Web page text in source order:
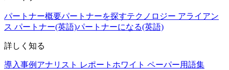
パートナー概要パートナーを探すテクノロジー アライアン
ス パートナー(英語)パートナーになる(英語)
詳しく知る
導入事例 アナリスト レポート ホワイト ペーパー用語集